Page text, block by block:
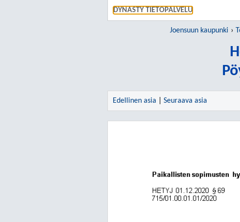
DYNASTY TIETOPALVELU
Joensuun kaupunki
Edellinen asia Seuraava asia